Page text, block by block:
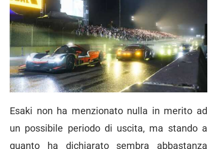
Esaki non ha menzionato nulla in merito ad
un possibile periodo di uscita, ma stando a
quanto ha dichiarato sembra abbastanza